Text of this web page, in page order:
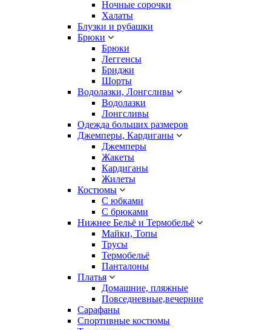
Ночные сорочки
Халаты
Блузки и рубашки
Брюки
Брюки
Леггенсы
Бриджи
Шорты
Водолазки, Лонгсливы
Водолазки
Лонгсливы
Одежда больших размеров
Джемперы, Кардиганы
Джемперы
Жакеты
Кардиганы
Жилеты
Костюмы
С юбками
С брюками
Нижнее Бельё и Термобельё
Майки, Топы
Трусы
Термобельё
Панталоны
Платья
Домашние, пляжные
Повседневные,вечерние
Сарафаны
Спортивные костюмы